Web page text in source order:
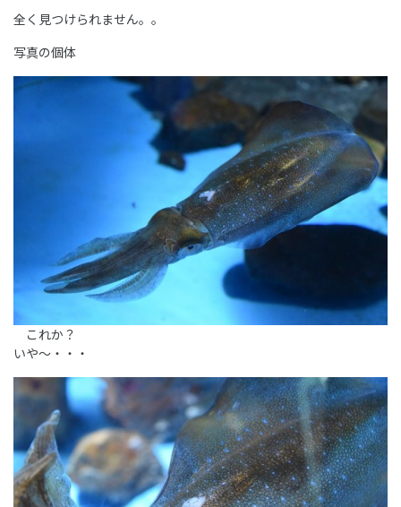
全く見つけられません。。
写真の個体
これか？
いや～・・・